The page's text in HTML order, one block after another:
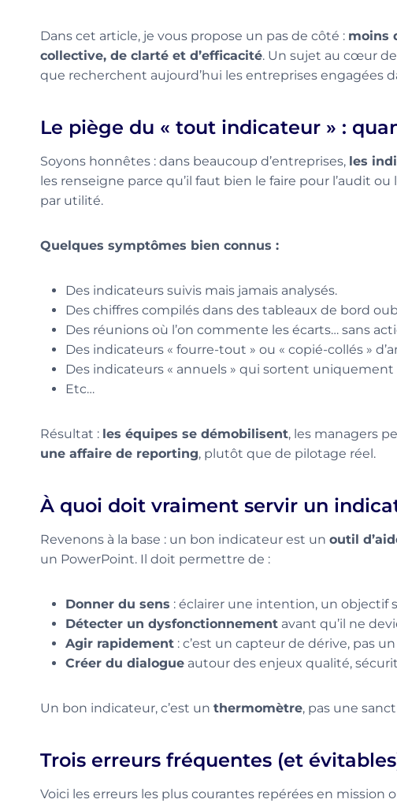
Dans cet article, je vous propose un pas de côté : moins
collective, de clarté et d’efficacité. Un sujet au cœur
que recherchent aujourd’hui les entreprises engagées
Le piège du « tout indicateur » :
Soyons honnêtes : dans beaucoup d’entreprises, les
les renseigne parce qu’il faut bien le faire pour l’audit
par utilité.
Quelques symptômes bien connus :
Des indicateurs suivis mais jamais analysés.
Des chiffres compilés dans des tableaux de bord
Des réunions où l’on commente les écarts… sans
Des indicateurs « fourre-tout » ou « copié-collés »
Des indicateurs « annuels » qui sortent
Etc…
Résultat : les équipes se démobilisent, les managers
une affaire de reporting, plutôt que de pilotage réel.
À quoi doit vraiment servir un
Revenons à la base : un bon indicateur est un outil
un PowerPoint. Il doit permettre de :
Donner du sens : éclairer une intention, un objectif
Détecter un dysfonctionnement avant qu’il ne
Agir rapidement : c’est un capteur de dérive, pas
Créer du dialogue autour des enjeux qualité,
Un bon indicateur, c’est un thermomètre, pas une
Trois erreurs fréquentes (et
Voici les erreurs les plus courantes repérées en mission